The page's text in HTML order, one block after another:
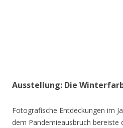
Ausstellung: Die
Fotografische Entdeckungen im
dem Pandemieausbruch